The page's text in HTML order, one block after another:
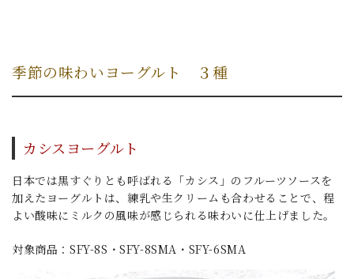
季節の味わいヨーグルト ３種
カシスヨーグルト
日本では黒すぐりとも呼ばれる「カシス」のフルーツソースを
加えたヨーグルトは、練乳や生クリームも合わせることで、程
よい酸味にミルクの風味が感じられる味わいに仕上げました。
対象商品：SFY-8S・SFY-8SMA・SFY-6SMA